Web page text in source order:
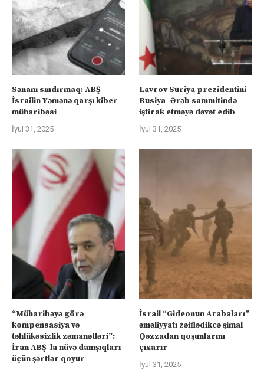
Sənanı sındırmaq: ABŞ-
İsrailin Yəmənə qarşı kiber
müharibəsi
İyul 31, 2025
Lavrov Suriya prezidentini
Rusiya–Ərəb sammitində
iştirak etməyə dəvət edib
İyul 31, 2025
“Müharibəyə görə
kompensasiya və
təhlükəsizlik zəmanətləri”:
İran ABŞ-la nüvə danışıqları
üçün şərtlər qoyur
İsrail “Gideonun Arabaları”
əməliyyatı zəiflədikcə şimal
Qəzzadan qoşunlarını
çıxarır
İyul 31, 2025